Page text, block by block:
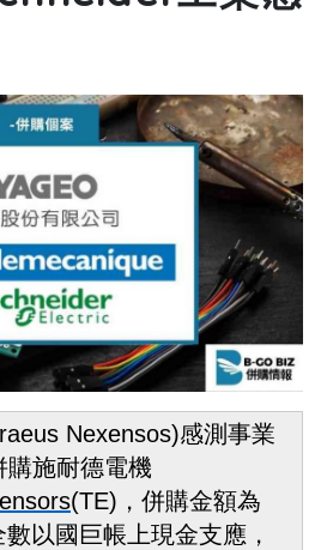
Nexensos)感測事業
購施耐德電機
(TE)，併購金額為
以國巨帳上現金支應，